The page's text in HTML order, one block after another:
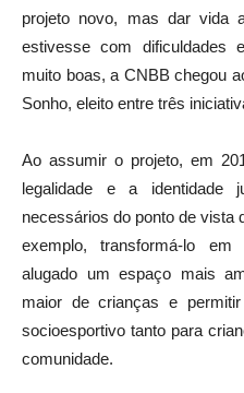
projeto novo, mas dar vida
estivesse com dificuldades
muito boas, a CNBB chegou
Sonho, eleito entre três
Ao assumir o projeto, em
legalidade e a identidade
necessários do ponto de vista
exemplo, transformá-lo
alugado um espaço mais
maior de crianças e
socioesportivo tanto para
comunidade.